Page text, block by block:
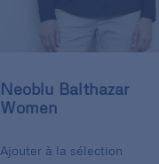
Neoblu Balthazar
Women
Ajouter à la sélection